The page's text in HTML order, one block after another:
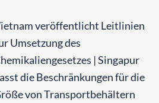
veröffentlicht Leitlinien
Umsetzung des
| Singapur
die Beschränkungen für die
von Transportbehältern